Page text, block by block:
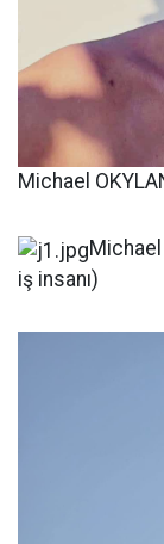
Michael
iş insanı)